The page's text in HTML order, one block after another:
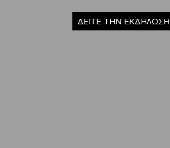
ΔΕΙΤΕ ΤΗΝ ΕΚΔΗΛΩΣΗ